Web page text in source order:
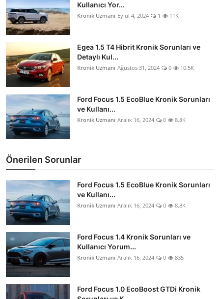
Kullanıcı Yor...
Kronik Uzmanı Eylül 4, 2024 1 11K
Egea 1.5 T4 Hibrit Kronik Sorunları ve
Detaylı Kul...
Kronik Uzmanı Ağustos 31, 2024 0 10.5K
Ford Focus 1.5 EcoBlue Kronik Sorunları
ve Kullanı...
Kronik Uzmanı Aralık 16, 2024 0 8.8K
Önerilen Sorunlar
Ford Focus 1.5 EcoBlue Kronik Sorunları
ve Kullanı...
Kronik Uzmanı Aralık 16, 2024 0 8.8K
Ford Focus 1.4 Kronik Sorunları ve
Kullanıcı Yorum...
Kronik Uzmanı Aralık 16, 2024 0 835
Ford Focus 1.0 EcoBoost GTDi Kronik